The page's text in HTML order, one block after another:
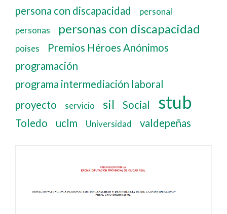
persona con discapacidad
personal
personas
personas con discapacidad
poises
Premios Héroes Anónimos
programación
programa intermediación laboral
proyecto
servicio sil Social stub
Toledo uclm Universidad valdepeñas